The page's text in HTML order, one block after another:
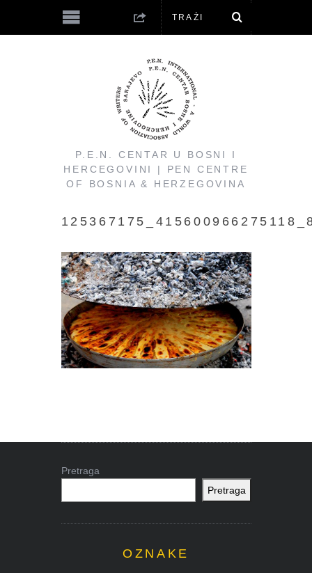
P.E.N. CENTAR U BOSNI I
HERCEGOVINI | PEN CENTRE
OF BOSNIA & HERZEGOVINA
Pretraga
Pretraga
OZNAKE